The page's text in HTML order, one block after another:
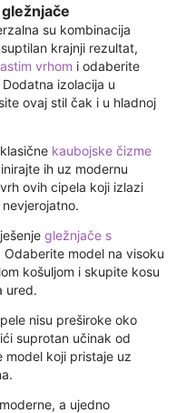
su kombinacija
krajnji rezultat,
vrhom i odaberite
izolacija u
ovaj stil čak i u hladnoj
kaubojske čizme
ih uz modernu
ovih cipela koji izlazi
gležnjače s
Odaberite model na visoku
košuljom i skupite kosu
ured.
nisu preširoke oko
suprotan učinak od
model koji pristaje uz
a ujedno